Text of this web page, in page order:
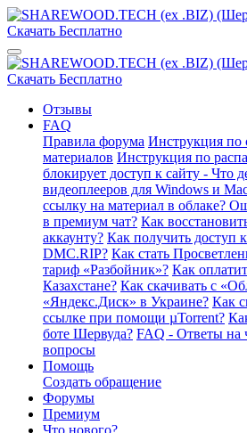
Отзывы
FAQ
Правила форума Инструкция по
материалов Инструкция по
блокирует доступ к сайту - Что
видеоплееров для Windows и
ссылку на материал в облаке?
в премиум чат? Как
аккаунту? Как получить доступ
DMC.RIP? Как стать
тариф «Разбойник»? Как
Казахстане? Как скачивать с
«Яндекс.Диск» в Украине? Как
ссылке при помощи µTorrent?
боте Шервуда? FAQ - Ответы на
вопросы
Помощь
Создать обращение
Форумы
Премиум
Что нового?